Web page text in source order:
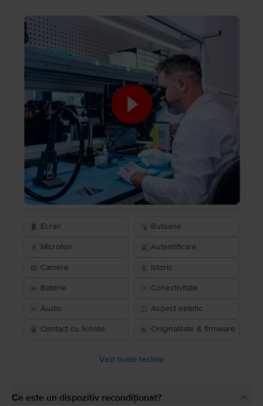
Ecran Butoane
Microfon Autentificare
Camere Istoric
Baterie Conectivitate
Audio Aspect estetic
Contact cu lichide Originalitate & firmware
Vezi toate testele
Ce este un dispozitiv recondiționat?